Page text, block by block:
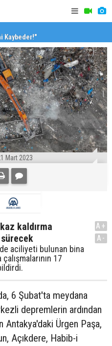
Kaybeder!"
Mart 2023
kaldırma
sürecek
aciliyeti bulunan bina
çalışmalarının 17
A+
A-
6 Şubat'ta meydana
depremlerin ardından
Antakya'daki Ürgen Paşa,
Açıkdere, Habib-i